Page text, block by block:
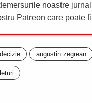
noastre
Patreon care poate
decizie augustin zegrean